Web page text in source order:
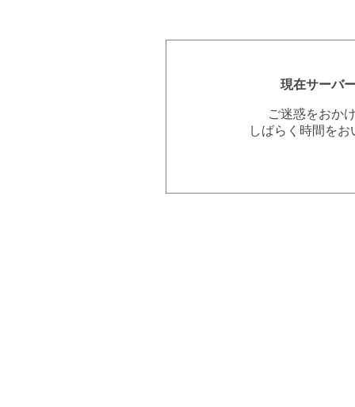
現在サーバ
ご迷惑をおか
しばらく時間を